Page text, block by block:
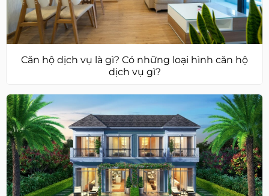
Căn hộ dịch vụ là gì? Có những loại hình căn hộ
dịch vụ gì?